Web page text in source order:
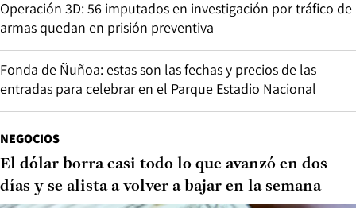
Operación 3D: 56 imputados en investigación por tráfico de
armas quedan en prisión preventiva
Fonda de Ñuñoa: estas son las fechas y precios de las
entradas para celebrar en el Parque Estadio Nacional
NEGOCIOS
El dólar borra casi todo lo que avanzó en dos
días y se alista a volver a bajar en la semana